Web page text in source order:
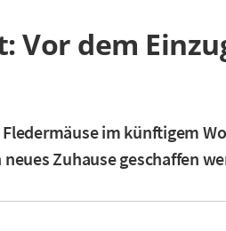
Vor dem
Fledermäuse im künftigem
Zuhause geschaffen